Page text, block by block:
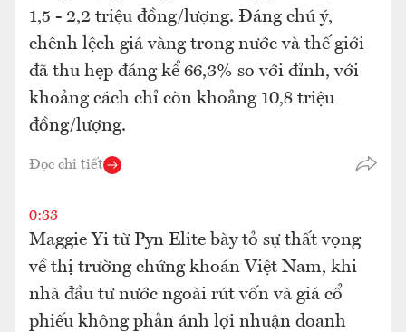
1,5 - 2,2 triệu đồng/lượng. Đáng chú ý,
chênh lệch giá vàng trong nước và thế giới
đã thu hẹp đáng kể 66,3% so với đỉnh, với
khoảng cách chỉ còn khoảng 10,8 triệu
đồng/lượng.
Đọc chi tiết
0:33
Maggie Yi từ Pyn Elite bày tỏ sự thất vọng
về thị trường chứng khoán Việt Nam, khi
nhà đầu tư nước ngoài rút vốn và giá cổ
phiếu không phản ánh lợi nhuận doanh